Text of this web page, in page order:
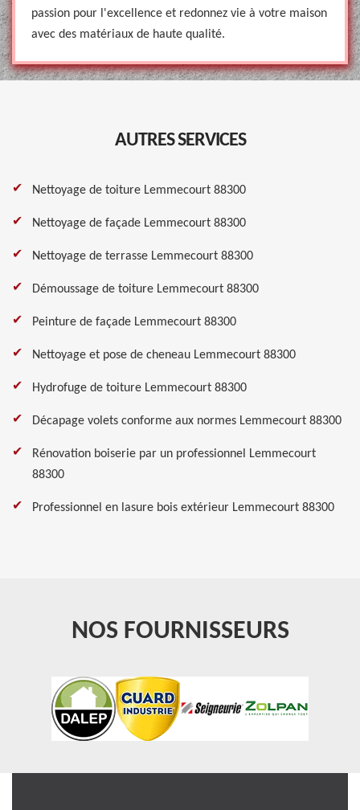
passion pour l'excellence et redonnez vie à votre maison
avec des matériaux de haute qualité.
AUTRES SERVICES
Nettoyage de toiture Lemmecourt 88300
Nettoyage de façade Lemmecourt 88300
Nettoyage de terrasse Lemmecourt 88300
Démoussage de toiture Lemmecourt 88300
Peinture de façade Lemmecourt 88300
Nettoyage et pose de cheneau Lemmecourt 88300
Hydrofuge de toiture Lemmecourt 88300
Décapage volets conforme aux normes Lemmecourt 88300
Rénovation boiserie par un professionnel Lemmecourt
88300
Professionnel en lasure bois extérieur Lemmecourt 88300
NOS FOURNISSEURS